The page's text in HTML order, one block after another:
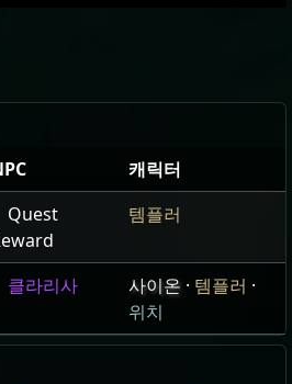
캐릭터
Quest
템플러
클라리사 사이온 · 템플러 ·
위치